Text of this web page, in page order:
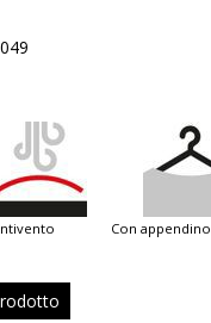
antivento con